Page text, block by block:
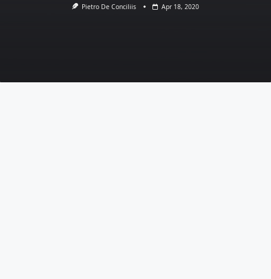
Pietro De Conciliis Apr 18, 2020